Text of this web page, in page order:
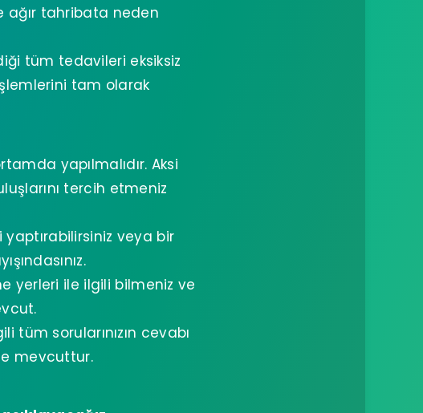
ağır tahribata neden
tüm tedavileri eksiksiz
tam olarak
yapılmalıdır. Aksi
tercih etmeniz
veya bir
yerleri ile ilgili bilmeniz ve
tüm sorularınızın cevabı
mevcuttur.